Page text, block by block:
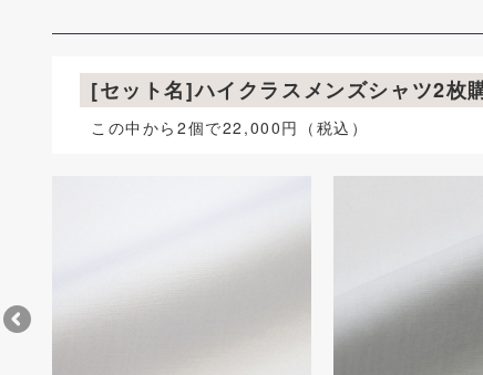
[セット名]ハイクラスメンズシャツ2枚
この中から2個で22,000円（税込）